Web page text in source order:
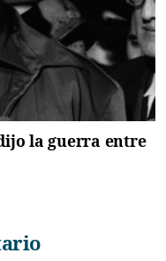
la guerra entre